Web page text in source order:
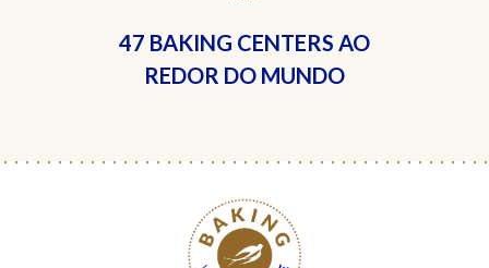
47 BAKING CENTERS AO
REDOR DO MUNDO